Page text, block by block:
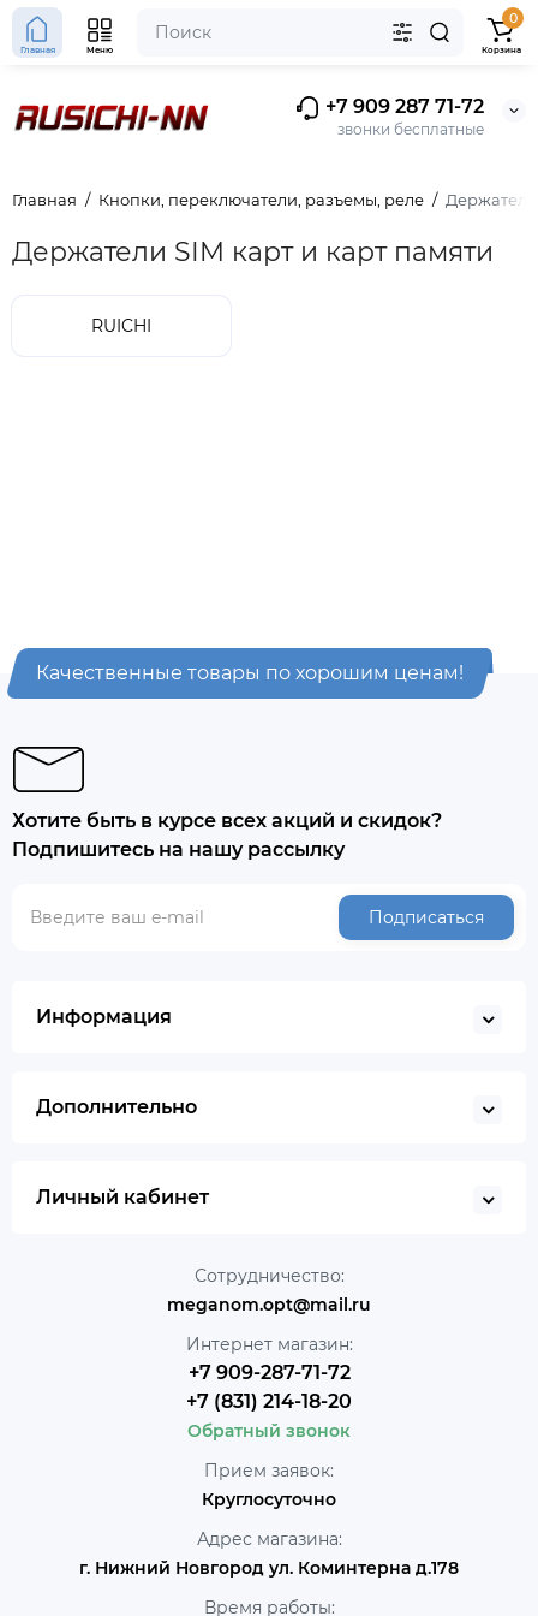
+7 909 287 71-72
звонки бесплатные
Главная Меню
0
Корзина
Главная Кнопки, переключатели, разъемы, реле Держатели
Держатели SIM карт и карт памяти
RUICHI
Качественные товары по хорошим ценам!
Хотите быть в курсе всех акций и скидок?
Подпишитесь на нашу рассылку
Подписаться
Информация
Дополнительно
Личный кабинет
Сотрудничество:
meganom.opt@mail.ru
Интернет магазин:
+7 909-287-71-72
+7 (831) 214-18-20
Обратный звонок
Прием заявок:
Круглосуточно
Адрес магазина:
г. Нижний Новгород ул. Коминтерна д.178
Время работы: